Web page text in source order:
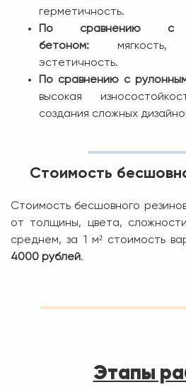
герметичность.
По сравнению с
бетоном: мягкость,
эстетичность.
По сравнению с
высокая
создания сложных
Стоимость
Стоимость бесшовного
от толщины, цвета,
среднем, за 1 м² стоимость
4000 рублей.
Этапы